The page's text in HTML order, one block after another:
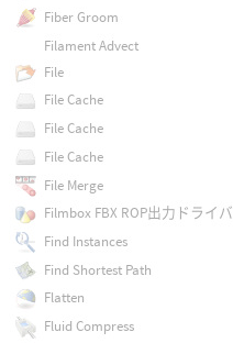
Fiber Groom
Filament Advect
File
File Cache
File Cache
File Cache
File Merge
Filmbox FBX ROP出力ドライバ
Find Instances
Find Shortest Path
Flatten
Fluid Compress